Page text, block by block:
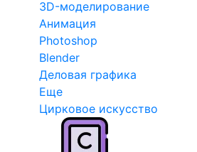
3D-моделирование
Анимация
Photoshop
Blender
Деловая графика
Еще
Цирковое искусство